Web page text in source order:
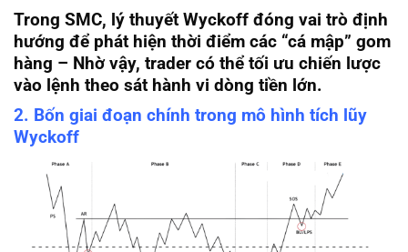
Trong SMC, lý thuyết Wyckoff đóng vai trò định
hướng để phát hiện thời điểm các “cá mập” gom
hàng – Nhờ vậy, trader có thể tối ưu chiến lược
vào lệnh theo sát hành vi dòng tiền lớn.
2. Bốn giai đoạn chính trong mô hình tích lũy
Wyckoff